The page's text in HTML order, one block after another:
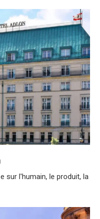
sur l'humain, le produit, la